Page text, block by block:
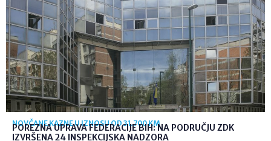
NOVČANE KAZNE U IZNOSU OD 31.700 KM
POREZNA UPRAVA FEDERACIJE BIH: NA PODRUČJU ZDK
IZVRŠENA 24 INSPEKCIJSKA NADZORA